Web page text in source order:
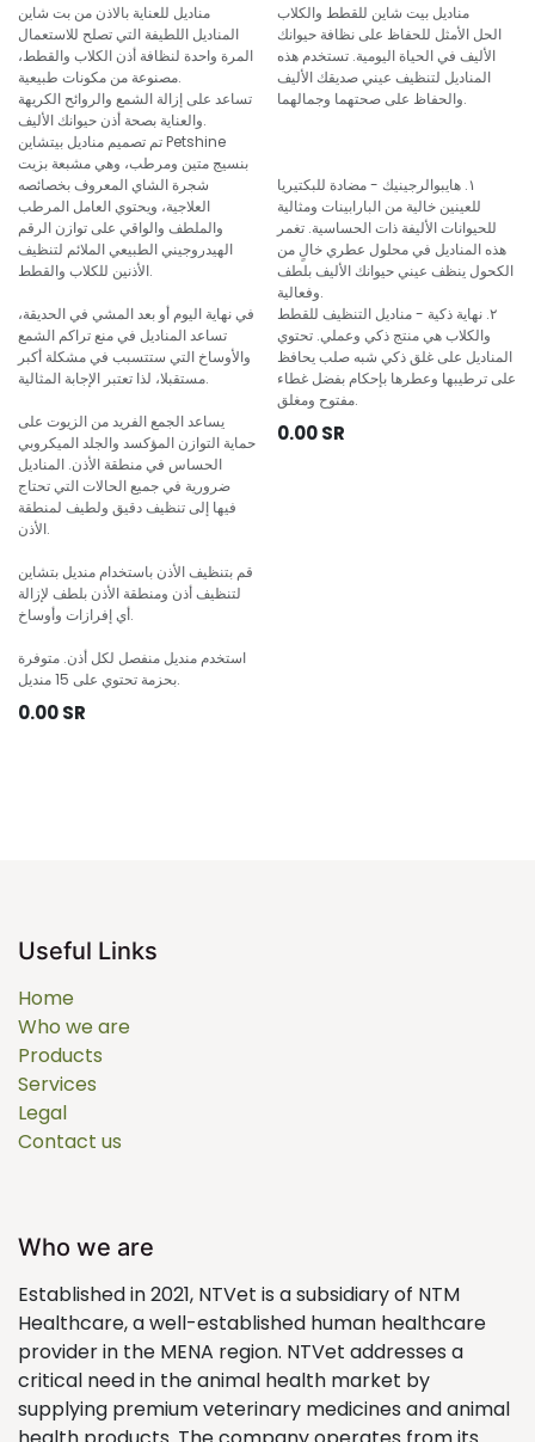
مناديل للعناية بالاذن من بت شاين
المناديل اللطيفة التي تصلح للاستعمال
المرة واحدة لنظافة أذن الكلاب والقطط،
مصنوعة من مكونات طبيعية.
تساعد على إزالة الشمع والروائح الكريهة
والعناية بصحة أذن حيوانك الأليف.
تم تصميم مناديل بيتشاين Petshine
بنسيج متين ومرطب، وهي مشبعة بزيت
شجرة الشاي المعروف بخصائصه
العلاجية، ويحتوي العامل المرطب
والملطف والواقي على توازن الرقم
الهيدروجيني الطبيعي الملائم لتنظيف
الأذنين للكلاب والقطط.
في نهاية اليوم أو بعد المشي في الحديقة،
تساعد المناديل في منع تراكم الشمع
والأوساخ التي ستتسبب في مشكلة أكبر
مستقبلا، لذا تعتبر الإجابة المثالية.
يساعد الجمع الفريد من الزيوت على
حماية التوازن المؤكسد والجلد الميكروبي
الحساس في منطقة الأذن. المناديل
ضرورية في جميع الحالات التي تحتاج
فيها إلى تنظيف دقيق ولطيف لمنطقة
الأذن.
قم بتنظيف الأذن باستخدام منديل بتشاين
لتنظيف أذن ومنطقة الأذن بلطف لإزالة
أي إفرازات وأوساخ.
استخدم منديل منفصل لكل أذن. متوفرة
بحزمة تحتوي على 15 منديل.
0.00SR
مناديل بيت شاين للقطط والكلاب
الحل الأمثل للحفاظ على نظافة حيوانك
الأليف في الحياة اليومية. تستخدم هذه
المناديل لتنظيف عيني صديقك الأليف
والحفاظ على صحتهما وجمالهما.
١. هايبوالرجينيك - مضادة للبكتيريا
للعينين خالية من البارابينات ومثالية
للحيوانات الأليفة ذات الحساسية. تغمر
هذه المناديل في محلول عطري خالٍ من
الكحول ينظف عيني حيوانك الأليف بلطف
وفعالية.
٢. نهاية ذكية - مناديل التنظيف للقطط
والكلاب هي منتج ذكي وعملي. تحتوي
المناديل على غلق ذكي شبه صلب يحافظ
على ترطيبها وعطرها بإحكام بفضل غطاء
مفتوح ومغلق.
0.00SR
Useful Links
Home
Who we are
Products
Services
Legal
Contact us
Who we are
Established in 2021, NTVet is a subsidiary of NTM
Healthcare, a well-established human healthcare
provider in the MENA region. NTVet addresses a
critical need in the animal health market by
supplying premium veterinary medicines and animal